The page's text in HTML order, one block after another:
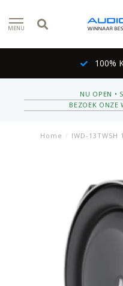
MENU
100%
NU OPEN •
BEZOEK ONZE
Home / IWD-